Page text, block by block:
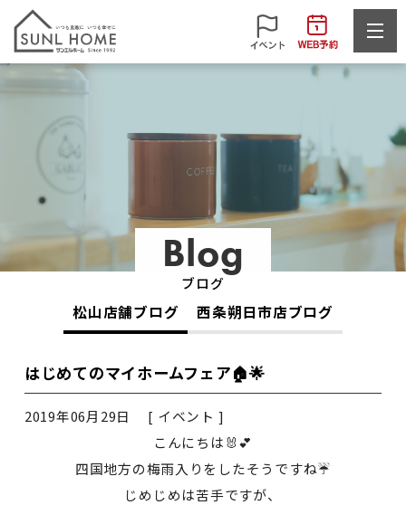
Blog
ブログ
松山店舗ブログ 西条朔日市店ブログ
はじめてのマイホームフェア🏠🌟
2019年06月29日 [ イベント ]
こんにちは🐰💕
四国地方の梅雨入りをしたそうですね☔️
じめじめは苦手ですが、